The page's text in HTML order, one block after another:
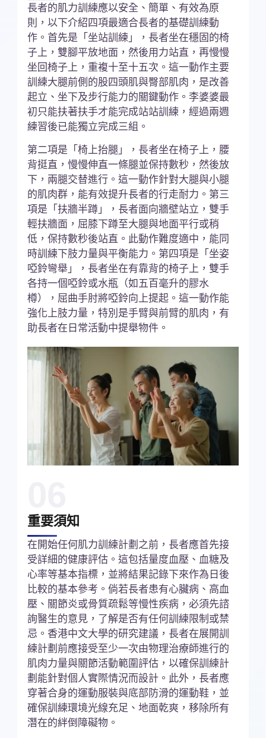
長者的肌力訓練應以安全、簡單、有效為原
則，以下介紹四項最適合長者的基礎訓練動
作。首先是「坐站訓練」，長者坐在穩固的椅
子上，雙腳平放地面，然後用力站直，再慢慢
坐回椅子上，重複十至十五次。這一動作主要
訓練大腿前側的股四頭肌與臀部肌肉，是改善
起立、坐下及步行能力的關鍵動作。李婆婆最
初只能扶著扶手才能完成站站訓練，經過兩週
練習後已能獨立完成三組。
第二項是「椅上抬腿」，長者坐在椅子上，腰
背挺直，慢慢伸直一條腿並保持數秒，然後放
下，兩腿交替進行。這一動作針對大腿與小腿
的肌肉群，能有效提升長者的行走耐力。第三
項是「扶牆半蹲」，長者面向牆壁站立，雙手
輕扶牆面，屈膝下蹲至大腿與地面平行或稍
低，保持數秒後站直。此動作難度適中，能同
時訓練下肢力量與平衡能力。第四項是「坐姿
啞鈴彎舉」，長者坐在有靠背的椅子上，雙手
各持一個啞鈴或水瓶（如五百毫升的膠水
樽），屈曲手肘將啞鈴向上提起。這一動作能
強化上肢力量，特別是手臂與前臂的肌肉，有
助長者在日常活動中提舉物件。
重要須知
在開始任何肌力訓練計劃之前，長者應首先接
受詳細的健康評估。這包括量度血壓、血糖及
心率等基本指標，並將結果記錄下來作為日後
比較的基本參考。倘若長者患有心臟病、高血
壓、關節炎或骨質疏鬆等慢性疾病，必須先諮
詢醫生的意見，了解是否有任何訓練限制或禁
忌。香港中文大學的研究建議，長者在展開訓
練計劃前應接受至少一次由物理治療師進行的
肌肉力量與關節活動範圍評估，以確保訓練計
劃能針對個人實際情況而設計。此外，長者應
穿著合身的運動服裝與底部防滑的運動鞋，並
確保訓練環境光線充足、地面乾爽，移除所有
潛在的絆倒障礙物。